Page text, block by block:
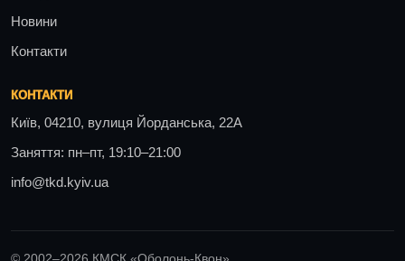
Новини
Контакти
КОНТАКТИ
Київ, 04210, вулиця Йорданська, 22А
Заняття: пн–пт, 19:10–21:00
info@tkd.kyiv.ua